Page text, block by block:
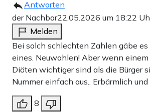
Antworten
der Nachbar22.05.2026 um 18:22
Melden
Bei solch schlechten Zahlen gäbe
eines. Neuwahlen! Aber wenn
Diäten wichtiger sind als die Bürger
Nummer einfach aus.. Erbärmlich
8